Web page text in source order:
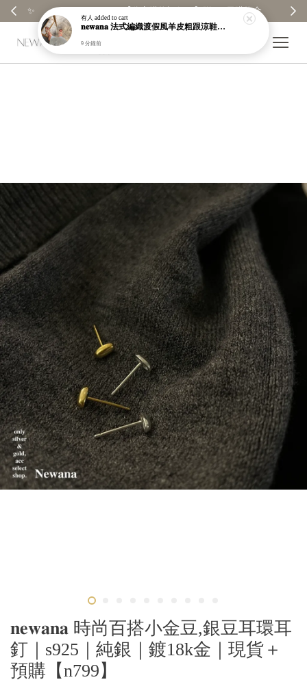
𝐧𝐞𝐰𝐚𝐧𝐚 時尚百搭小金豆,銀豆耳環耳
釘｜s925｜純銀｜鍍18k金｜現貨＋
預購【n799】
有人 added to cart
𝐧𝐞𝐰𝐚𝐧𝐚 法式編織渡假風羊皮粗跟涼鞋｜現貨＋預購【nk65】
9 分鐘前